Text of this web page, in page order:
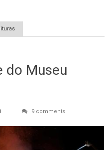
incêndio e população vai às ruas
sucateamento
do Museu
9 comments